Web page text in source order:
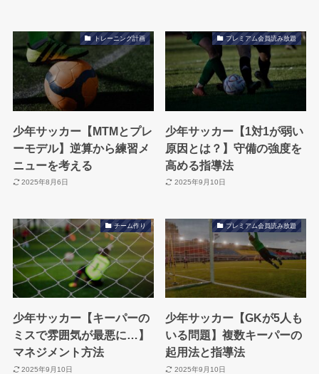
トレーニング計画
少年サッカー【MTMとプレ
ーモデル】逆算から練習メ
ニューを考える
2025年8月6日
プレミアム会員読み放題
少年サッカー【1対1が弱い
原因とは？】守備の強度を
高める指導法
2025年9月10日
チーム作り
少年サッカー【キーパーの
ミスで雰囲気が最悪に…】
マネジメント方法
2025年9月10日
プレミアム会員読み放題
少年サッカー【GKが5人も
いる問題】複数キーパーの
起用法と指導法
2025年9月10日